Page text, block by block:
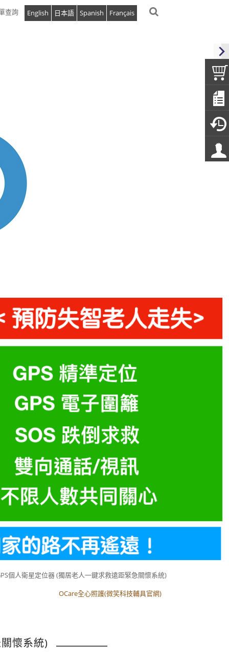
English 日本語 Spanish Français
查詢
個人衛星定位器 (獨居老人一鍵求救遠距緊急關懷系統)
OCare全心照護(微笑科技輔具官網)
懷系統)